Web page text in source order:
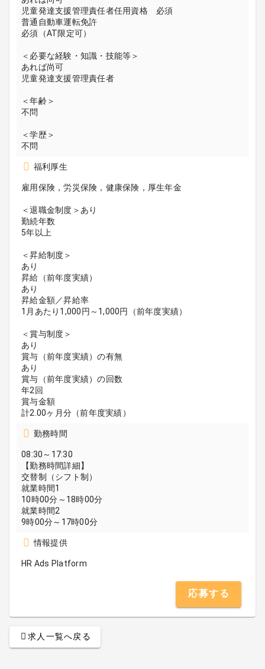
児童発達支援管理責任者任用資格 必須
普通自動車運転免許
必須（AT限定可）
＜必要な経験・知識・技能等＞
あれば尚可
児童発達支援管理責任者
＜年齢＞
不問
＜学歴＞
不問
福利厚生
雇用保険，労災保険，健康保険，厚生年金
＜退職金制度＞あり
勤続年数
5年以上
＜昇給制度＞
あり
昇給（前年度実績）
あり
昇給金額／昇給率
1月あたり1,000円～1,000円（前年度実績）
＜賞与制度＞
あり
賞与（前年度実績）の有無
あり
賞与（前年度実績）の回数
年2回
賞与金額
計2.00ヶ月分（前年度実績）
勤務時間
08:30～17:30
【勤務時間詳細】
交替制（シフト制）
就業時間1
10時00分～18時00分
就業時間2
9時00分～17時00分
情報提供
HR Ads Platform
応募する
求人一覧へ戻る